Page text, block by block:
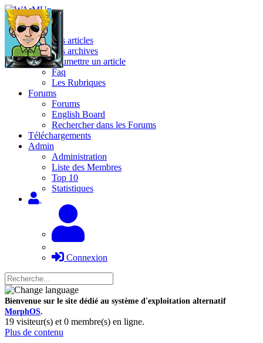
Site
Les articles
Les archives
Soumettre un article
Faq
Les Rubriques
Forums
Forums
English Board
Rechercher dans les Forums
Téléchargements
Admin
Administration
Liste des Membres
Top 10
Statistiques
Connexion
Bienvenue sur le site dédié au système d'exploitation alternatif
MorphOS.
19 visiteur(s) et 0 membre(s) en ligne.
Plus de contenu